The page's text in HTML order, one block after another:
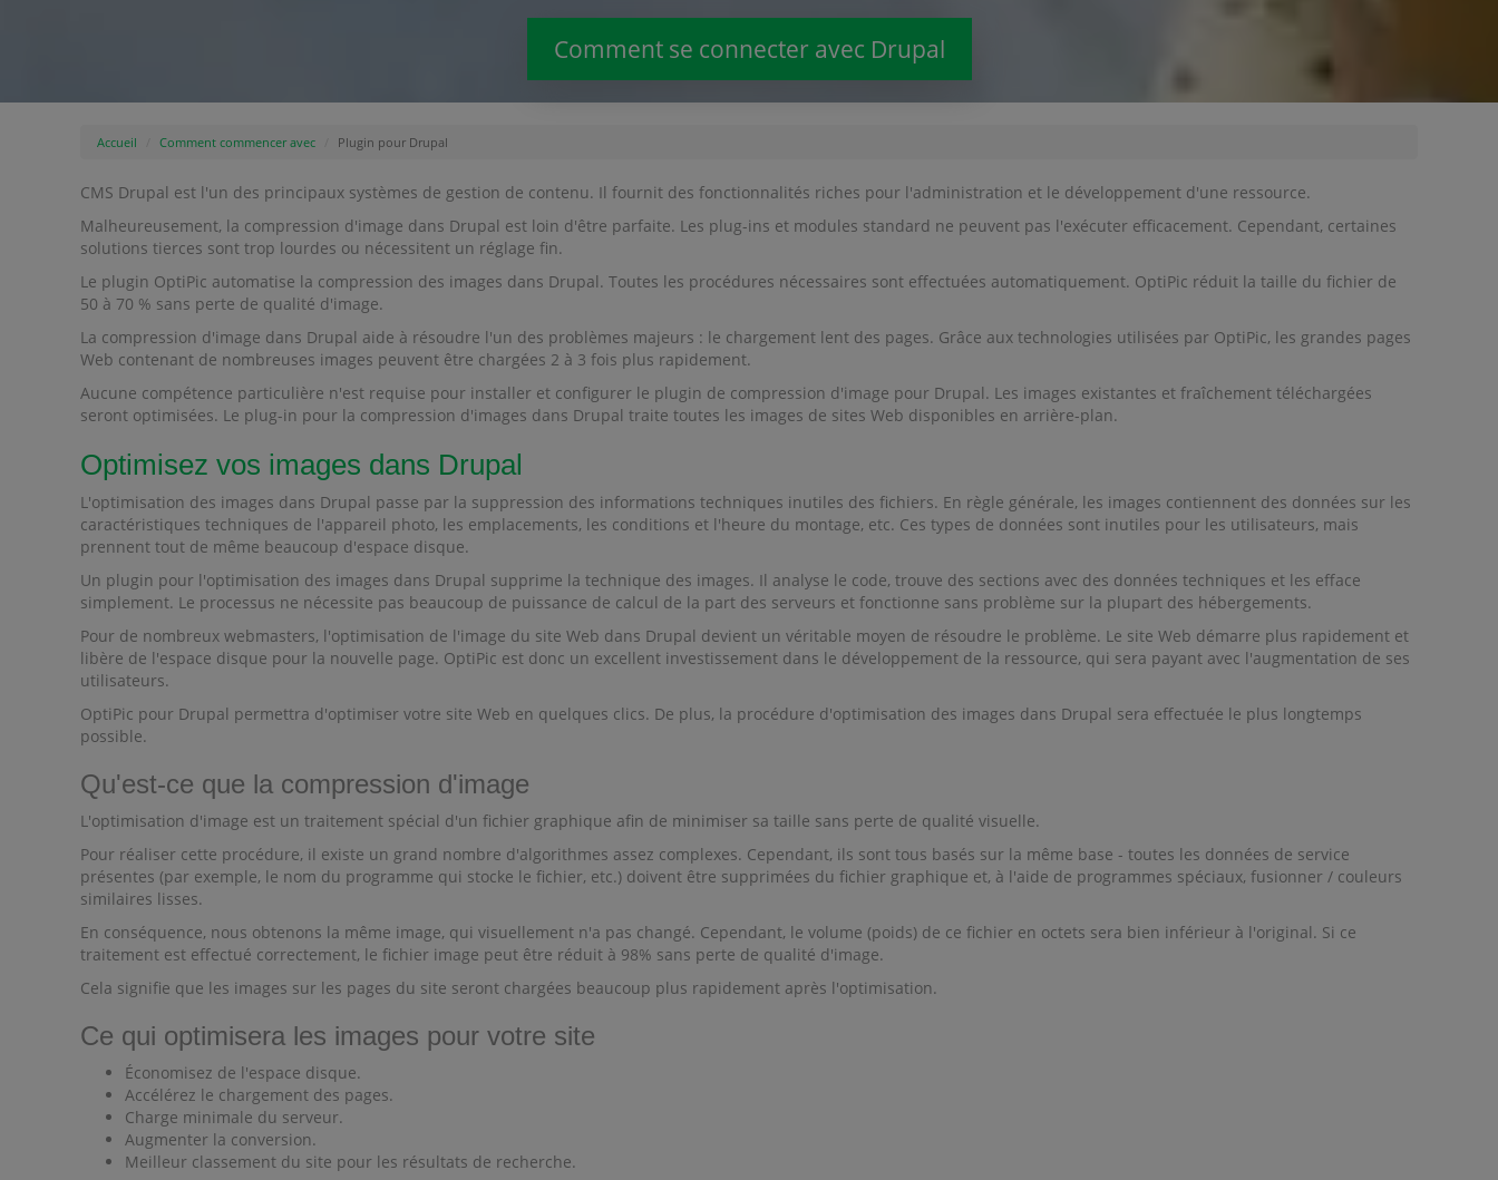
Comment se connecter avec Drupal
Accueil Comment commencer avec Plugin pour Drupal
CMS Drupal est l'un des principaux systèmes de gestion de contenu. Il fournit des fonctionnalités riches pour l'administration et le développement d'une ressource.
Malheureusement, la compression d'image dans Drupal est loin d'être parfaite. Les plug-ins et modules standard ne peuvent pas l'exécuter efficacement. Cependant, certaines
solutions tierces sont trop lourdes ou nécessitent un réglage fin.
Le plugin OptiPic automatise la compression des images dans Drupal. Toutes les procédures nécessaires sont effectuées automatiquement. OptiPic réduit la taille du fichier de
50 à 70 % sans perte de qualité d'image.
La compression d'image dans Drupal aide à résoudre l'un des problèmes majeurs : le chargement lent des pages. Grâce aux technologies utilisées par OptiPic, les grandes pages
Web contenant de nombreuses images peuvent être chargées 2 à 3 fois plus rapidement.
Aucune compétence particulière n'est requise pour installer et configurer le plugin de compression d'image pour Drupal. Les images existantes et fraîchement téléchargées
seront optimisées. Le plug-in pour la compression d'images dans Drupal traite toutes les images de sites Web disponibles en arrière-plan.
Optimisez vos images dans Drupal
L'optimisation des images dans Drupal passe par la suppression des informations techniques inutiles des fichiers. En règle générale, les images contiennent des données sur les
caractéristiques techniques de l'appareil photo, les emplacements, les conditions et l'heure du montage, etc. Ces types de données sont inutiles pour les utilisateurs, mais
prennent tout de même beaucoup d'espace disque.
Un plugin pour l'optimisation des images dans Drupal supprime la technique des images. Il analyse le code, trouve des sections avec des données techniques et les efface
simplement. Le processus ne nécessite pas beaucoup de puissance de calcul de la part des serveurs et fonctionne sans problème sur la plupart des hébergements.
Pour de nombreux webmasters, l'optimisation de l'image du site Web dans Drupal devient un véritable moyen de résoudre le problème. Le site Web démarre plus rapidement et
libère de l'espace disque pour la nouvelle page. OptiPic est donc un excellent investissement dans le développement de la ressource, qui sera payant avec l'augmentation de ses
utilisateurs.
OptiPic pour Drupal permettra d'optimiser votre site Web en quelques clics. De plus, la procédure d'optimisation des images dans Drupal sera effectuée le plus longtemps
possible.
Qu'est-ce que la compression d'image
L'optimisation d'image est un traitement spécial d'un fichier graphique afin de minimiser sa taille sans perte de qualité visuelle.
Pour réaliser cette procédure, il existe un grand nombre d'algorithmes assez complexes. Cependant, ils sont tous basés sur la même base - toutes les données de service
présentes (par exemple, le nom du programme qui stocke le fichier, etc.) doivent être supprimées du fichier graphique et, à l'aide de programmes spéciaux, fusionner / couleurs
similaires lisses.
En conséquence, nous obtenons la même image, qui visuellement n'a pas changé. Cependant, le volume (poids) de ce fichier en octets sera bien inférieur à l'original. Si ce
traitement est effectué correctement, le fichier image peut être réduit à 98% sans perte de qualité d'image.
Cela signifie que les images sur les pages du site seront chargées beaucoup plus rapidement après l'optimisation.
Ce qui optimisera les images pour votre site
Économisez de l'espace disque.
Accélérez le chargement des pages.
Charge minimale du serveur.
Augmenter la conversion.
Meilleur classement du site pour les résultats de recherche.